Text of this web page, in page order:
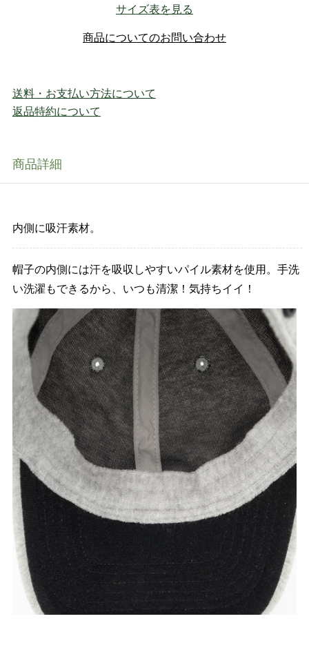
サイズ表を見る
商品についてのお問い合わせ
送料・お支払い方法について
返品特約について
商品詳細
内側に吸汗素材。
帽子の内側には汗を吸収しやすいパイル素材を使用。手洗
い洗濯もできるから、いつも清潔！気持ちイイ！